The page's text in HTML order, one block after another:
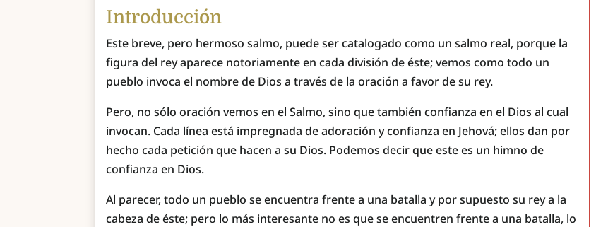
Introducción
Este breve, pero hermoso salmo, puede ser catalogado como un salmo real, porque la
figura del rey aparece notoriamente en cada división de éste; vemos como todo un
pueblo invoca el nombre de Dios a través de la oración a favor de su rey.
Pero, no sólo oración vemos en el Salmo, sino que también confianza en el Dios al cual
invocan. Cada línea está impregnada de adoración y confianza en Jehová; ellos dan por
hecho cada petición que hacen a su Dios. Podemos decir que este es un himno de
confianza en Dios.
Al parecer, todo un pueblo se encuentra frente a una batalla y por supuesto su rey a la
cabeza de éste; pero lo más interesante no es que se encuentren frente a una batalla, lo